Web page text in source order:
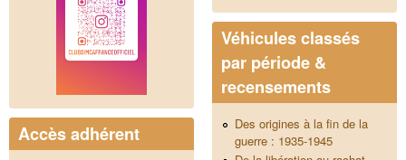
Accès adhérent
Véhicules classés
par période &
recensements
Des origines à la fin de la
guerre : 1935-1945